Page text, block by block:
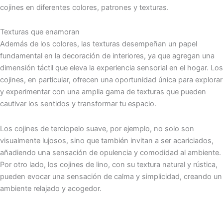
cojines en diferentes colores, patrones y texturas.
Texturas que enamoran
Además de los colores, las texturas desempeñan un papel
fundamental en la decoración de interiores, ya que agregan una
dimensión táctil que eleva la experiencia sensorial en el hogar. Los
cojines, en particular, ofrecen una oportunidad única para explorar
y experimentar con una amplia gama de texturas que pueden
cautivar los sentidos y transformar tu espacio.
Los cojines de terciopelo suave, por ejemplo, no solo son
visualmente lujosos, sino que también invitan a ser acariciados,
añadiendo una sensación de opulencia y comodidad al ambiente.
Por otro lado, los cojines de lino, con su textura natural y rústica,
pueden evocar una sensación de calma y simplicidad, creando un
ambiente relajado y acogedor.